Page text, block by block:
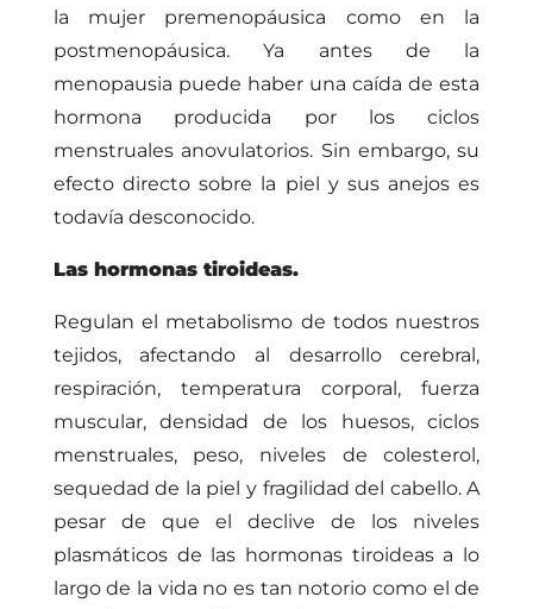
la mujer premenopáusica como en la
postmenopáusica. Ya antes de la
menopausia puede haber una caída de esta
hormona producida por los ciclos
menstruales anovulatorios. Sin embargo, su
efecto directo sobre la piel y sus anejos es
todavía desconocido.
Las hormonas tiroideas.
Regulan el metabolismo de todos nuestros
tejidos, afectando al desarrollo cerebral,
respiración, temperatura corporal, fuerza
muscular, densidad de los huesos, ciclos
menstruales, peso, niveles de colesterol,
sequedad de la piel y fragilidad del cabello. A
pesar de que el declive de los niveles
plasmáticos de las hormonas tiroideas a lo
largo de la vida no es tan notorio como el de